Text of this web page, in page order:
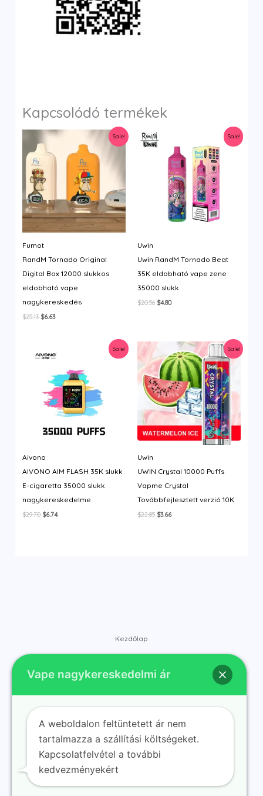
Kapcsolódó termékek
Sale!
Fumot
RandM Tornado Original
Digital Box 12000 slukkos
eldobható vape
nagykereskedés
$25.13Original
$6.63Current
Sale!
Uwin
Uwin RandM Tornado Beat
35K eldobható vape zene
35000 slukk
$20.56 Original
$4.80Current
Sale!
Aivono
AIVONO AIM FLASH 35K slukk
E-cigaretta 35000 slukk
nagykereskedelme
$29.70Original
$6.74Current
Sale!
Uwin
UWIN Crystal 10000 Puffs
Vapme Crystal
Továbbfejlesztett verzió 10K
$22.85 Original
$3.66Current
Kezdőlap
Márkák
Kapcsolat
Vape nagykereskedelmi ár
A weboldalon feltüntetett ár nem
tartalmazza a szállítási költségeket.
Kapcsolatfelvétel a további
kedvezményekért